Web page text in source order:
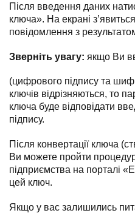
Після введення даних
ключа». На екрані
повідомлення з
Зверніть увагу: якщо Ви
(цифрового підпису та
ключів відрізняються, то
ключа буде відповідати
підпису.
Після конвертації ключа
Ви можете пройти
підприємства на порталі
цей ключ.
Якщо у вас залишились